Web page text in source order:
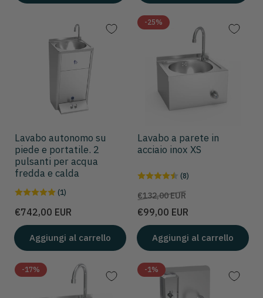
Lavabo autonomo su
piede e portatile. 2
pulsanti per acqua
fredda e calda
(1)
Prezzo
€742,00 EUR
Aggiungi al carrello
-25%
Lavabo a parete in
acciaio inox XS
(8)
Prezzo
€132,00 EUR
scontato
€99,00 EUR
Aggiungi al carrello
-17% -1%